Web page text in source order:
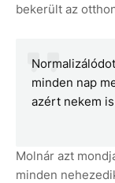
bekerült az
minden nap
azért nekem
Molnár azt
minden